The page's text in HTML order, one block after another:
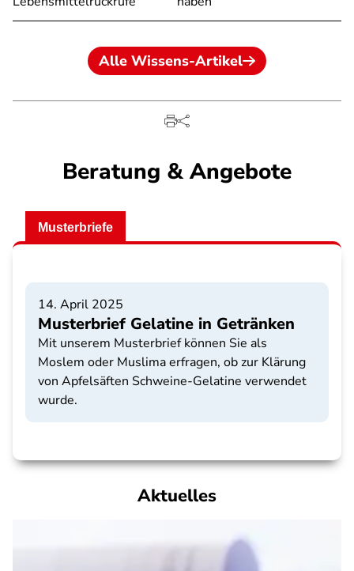
Alle Wissens-Artikel
Beratung & Angebote
Musterbriefe
14. April 2025
Musterbrief Gelatine in Getränken
Mit unserem Musterbrief können Sie als
Moslem oder Muslima erfragen, ob zur Klärung
von Apfelsäften Schweine-Gelatine verwendet
wurde.
Aktuelles